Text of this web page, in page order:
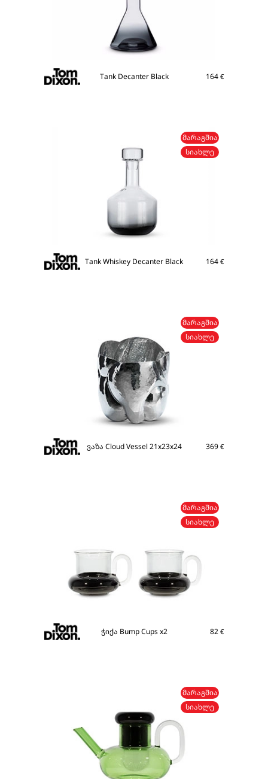
Tank Decanter Black 164 €
ᲛᲐᲠᲐᲒᲨᲘᲐ
ᲡᲘᲐᲮᲚᲔ
Tank Whiskey Decanter Black 164 €
ᲛᲐᲠᲐᲒᲨᲘᲐ
ᲡᲘᲐᲮᲚᲔ
ვაზა Cloud Vessel 21x23x24 369 €
ᲛᲐᲠᲐᲒᲨᲘᲐ
ᲡᲘᲐᲮᲚᲔ
ჭიქა Bump Cups x2 82 €
ᲛᲐᲠᲐᲒᲨᲘᲐ
ᲡᲘᲐᲮᲚᲔ